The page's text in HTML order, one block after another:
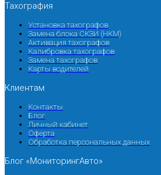
Тахография
Установка тахографов
Замена блока СКЗИ (НКМ)
Активация тахографов
Калибровка тахографов
Замена тахографов
Карты водителей
Клиентам
Контакты
Блог
Личный кабинет
Оферта
Обработка персональных данных
Блог «МониторингАвто»